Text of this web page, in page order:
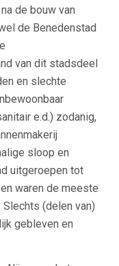
de bouw van
de Benedenstad
van dit stadsdeel
en slechte
e.d.) zodanig,
sloop en
uitgeroepen tot
waren de meeste
(delen van)
gebleven en